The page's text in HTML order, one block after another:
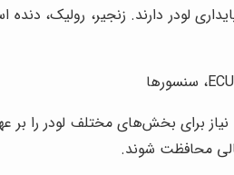
لودر دارند. زنجیر، رولیک،
محافظت شوند.